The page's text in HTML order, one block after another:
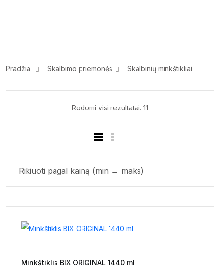
Pradžia Skalbimo priemonės Skalbinių minkštikliai
Rodomi visi rezultatai: 11
Minkštiklis BIX ORIGINAL 1440 ml